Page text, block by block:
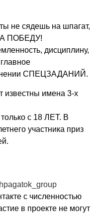
не сядешь на шпагат,
ПОБЕДУ!
дисциплину,
СПЕЦЗАДАНИЙ.
известны имена 3-х
с 18 ЛЕТ. В
участника приз
с численностью
в проекте не могут